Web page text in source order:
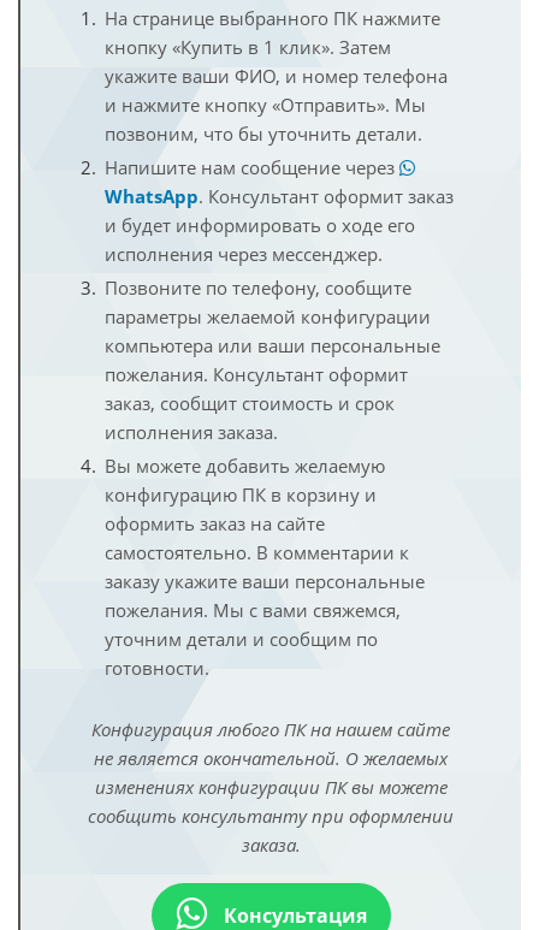
На странице выбранного ПК нажмите
кнопку «Купить в 1 клик». Затем
укажите ваши ФИО, и номер телефона
и нажмите кнопку «Отправить». Мы
позвоним, что бы уточнить детали.
Напишите нам сообщение через
WhatsApp. Консультант оформит заказ
и будет информировать о ходе его
исполнения через мессенджер.
Позвоните по телефону, сообщите
параметры желаемой конфигурации
компьютера или ваши персональные
пожелания. Консультант оформит
заказ, сообщит стоимость и срок
исполнения заказа.
Вы можете добавить желаемую
конфигурацию ПК в корзину и
оформить заказ на сайте
самостоятельно. В комментарии к
заказу укажите ваши персональные
пожелания. Мы с вами свяжемся,
уточним детали и сообщим по
готовности.
Конфигурация любого ПК на нашем сайте
не является окончательной. О желаемых
изменениях конфигурации ПК вы можете
сообщить консультанту при оформлении
заказа.
Консультация